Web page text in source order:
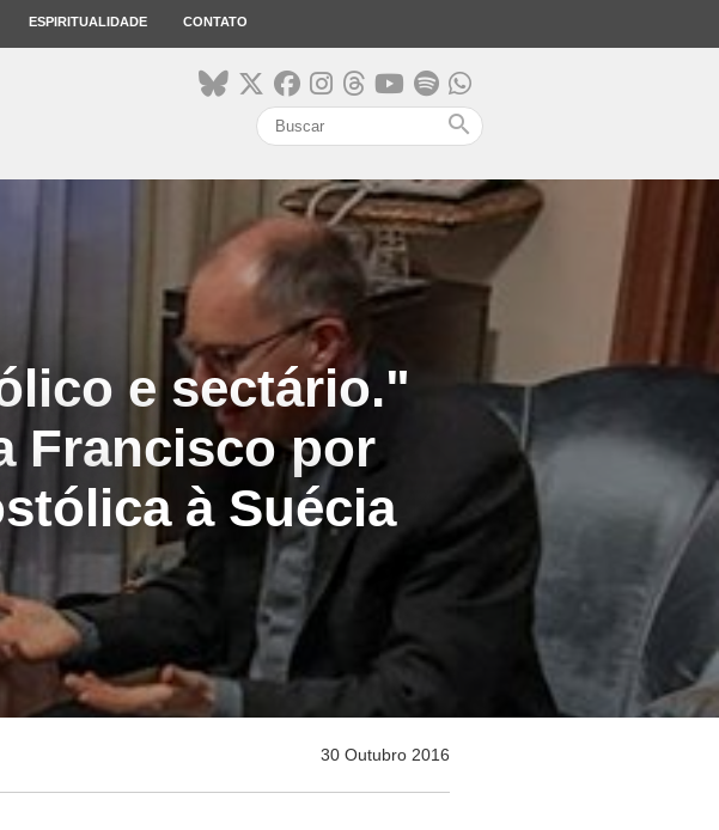
ESPIRITUALIDADE CONTATO
search
e sectário."
Francisco por
à Suécia
30 Outubro 2016